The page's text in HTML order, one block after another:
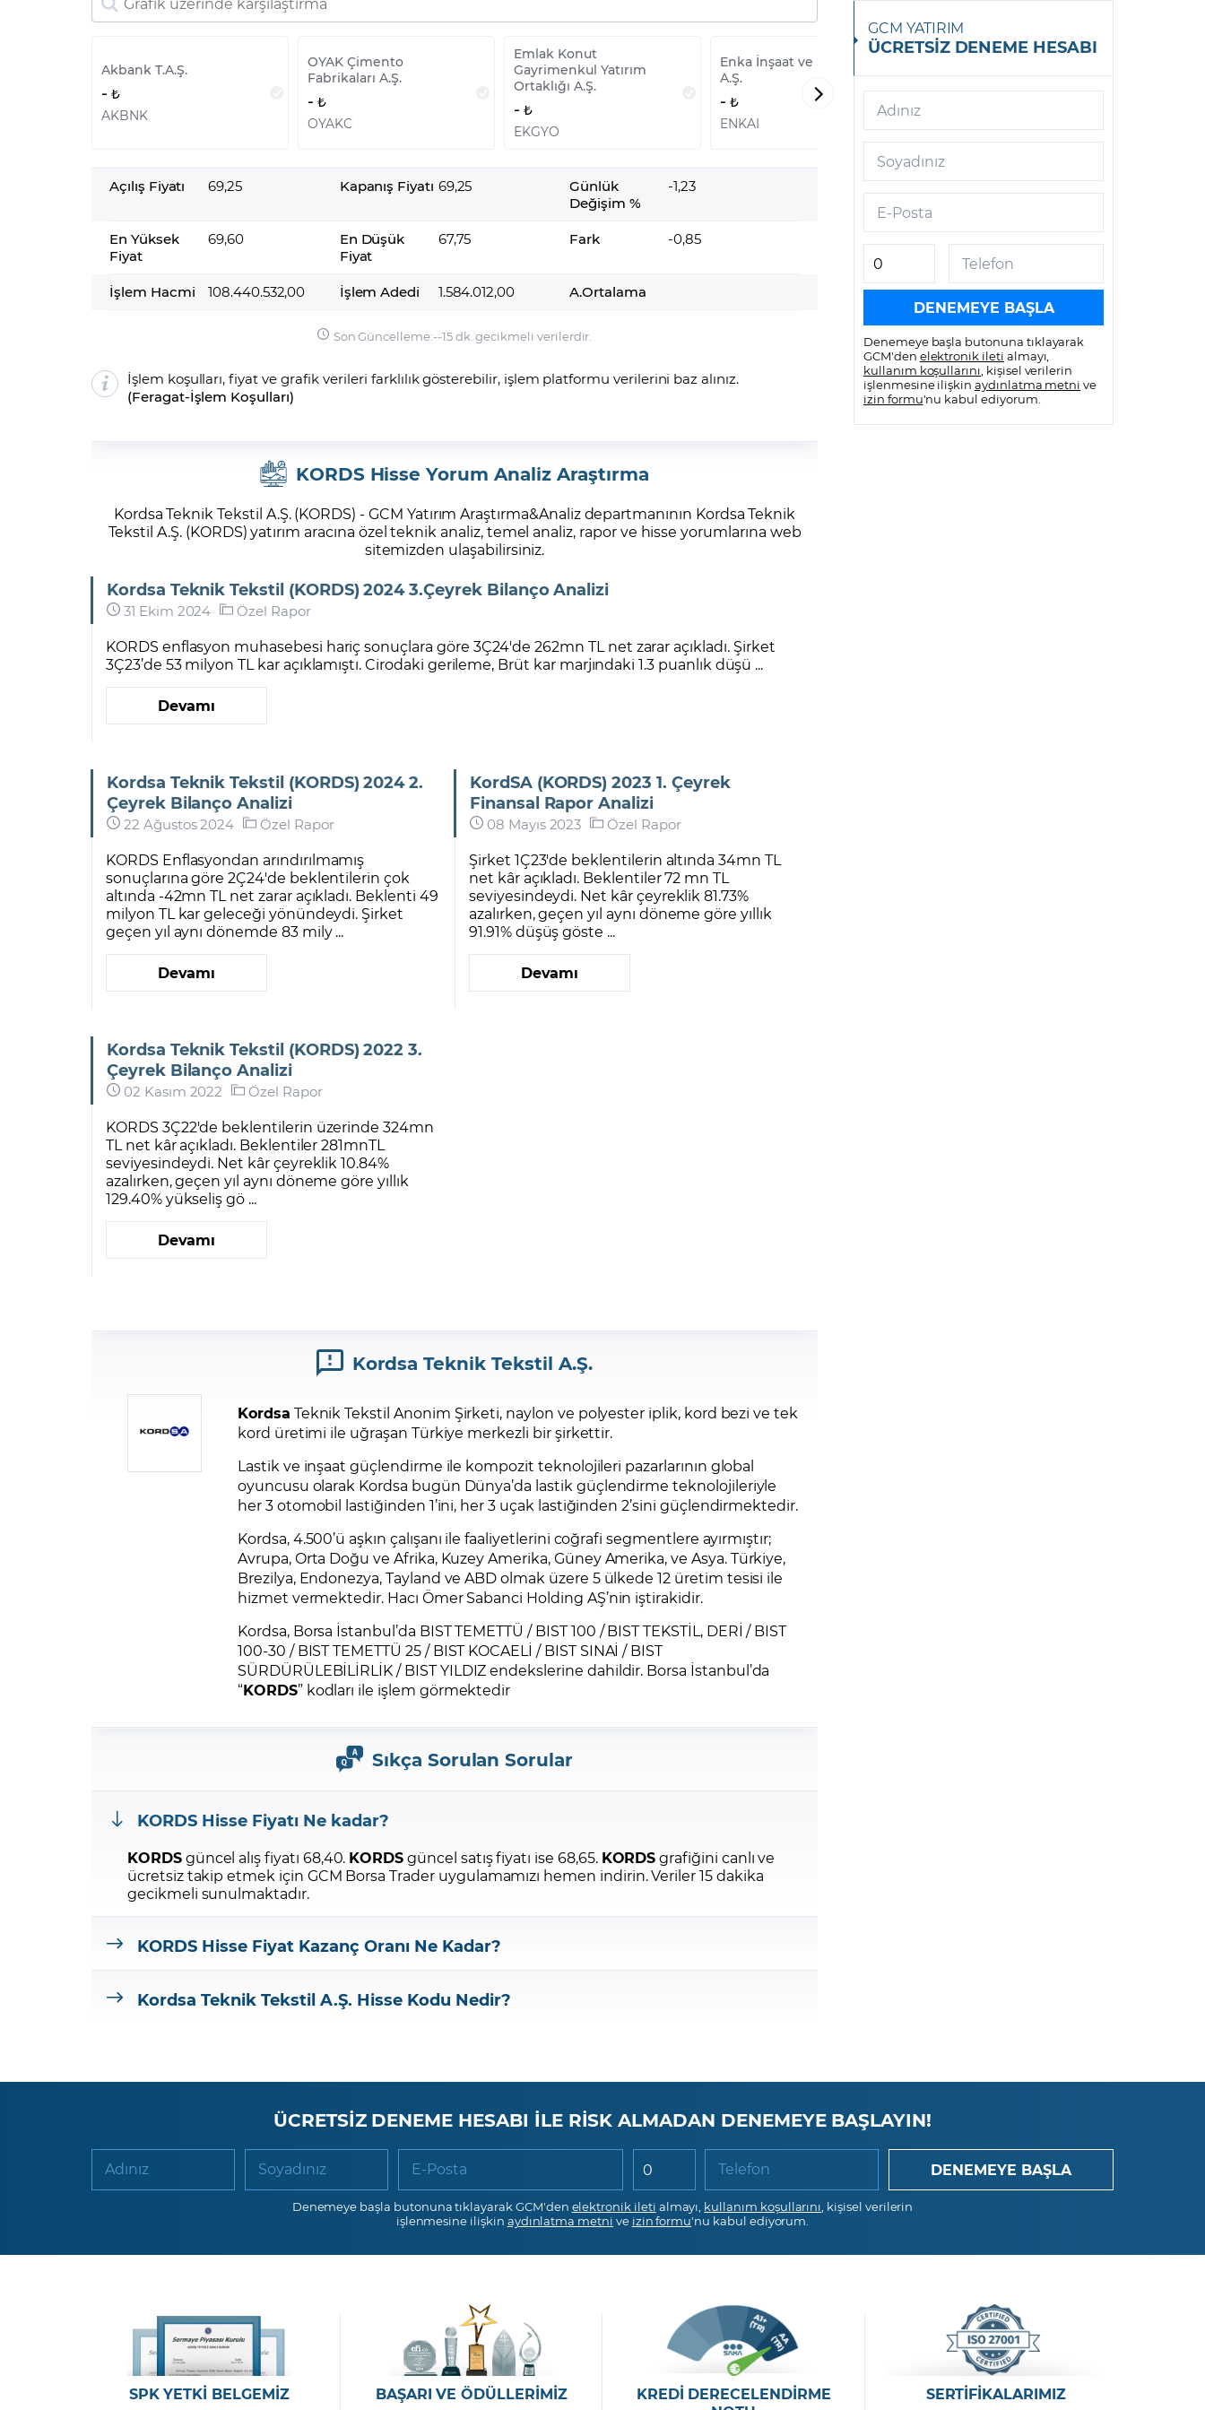
Akbank T.A.Ş.
-
AKBNK
OYAK Çimento
Fabrikaları A.Ş.
-
OYAKC
Emlak Konut
Gayrimenkul Yatırım
Ortaklığı A.Ş.
-
EKGYO
Enka İnşaat ve Sanayi
A.Ş.
-
ENKAI
Hizmetleri A.Ş.
Açılış Fiyatı 69,25 Kapanış Fiyatı 69,25
Günlük
Değişim %
-1,23
En Yüksek
Fiyat
69,60
En Düşük
Fiyat
67,75 Fark -0,85
İşlem Hacmi 108.440.532,00 İşlem Adedi 1.584.012,00 A.Ortalama
Son Güncelleme:--15 dk. gecikmeli verilerdir.
İşlem koşulları, fiyat ve grafik verileri farklılık gösterebilir, işlem platformu verilerini baz alınız.
(Feragat-İşlem Koşulları)
KORDS Hisse Yorum Analiz Araştırma
Kordsa Teknik Tekstil A.Ş. (KORDS) - GCM Yatırım Araştırma&Analiz departmanının Kordsa Teknik
Tekstil A.Ş. (KORDS) yatırım aracına özel teknik analiz, temel analiz, rapor ve hisse yorumlarına web
sitemizden ulaşabilirsiniz.
Kordsa Teknik Tekstil (KORDS) 2024 3.Çeyrek Bilanço Analizi
31 Ekim 2024 Özel Rapor
KORDS enflasyon muhasebesi hariç sonuçlara göre 3Ç24'de 262mn TL net zarar açıkladı. Şirket
3Ç23’de 53 milyon TL kar açıklamıştı. Cirodaki gerileme, Brüt kar marjındaki 1.3 puanlık düşü ...
Devamı
Kordsa Teknik Tekstil (KORDS) 2024 2.
Çeyrek Bilanço Analizi
22 Ağustos 2024 Özel Rapor
KORDS Enflasyondan arındırılmamış
sonuçlarına göre 2Ç24'de beklentilerin çok
altında -42mn TL net zarar açıkladı. Beklenti 49
milyon TL kar geleceği yönündeydi. Şirket
geçen yıl aynı dönemde 83 mily ...
Devamı
KordSA (KORDS) 2023 1. Çeyrek
Finansal Rapor Analizi
08 Mayıs 2023 Özel Rapor
Şirket 1Ç23'de beklentilerin altında 34mn TL
net kâr açıkladı. Beklentiler 72 mn TL
seviyesindeydi. Net kâr çeyreklik 81.73%
azalırken, geçen yıl aynı döneme göre yıllık
91.91% düşüş göste ...
Devamı
Kordsa Teknik Tekstil (KORDS) 2022 3.
Çeyrek Bilanço Analizi
02 Kasım 2022 Özel Rapor
KORDS 3Ç22'de beklentilerin üzerinde 324mn
TL net kâr açıkladı. Beklentiler 281mnTL
seviyesindeydi. Net kâr çeyreklik 10.84%
azalırken, geçen yıl aynı döneme göre yıllık
129.40% yükseliş gö ...
Devamı
Kordsa Teknik Tekstil A.Ş.
Kordsa Teknik Tekstil Anonim Şirketi, naylon ve polyester iplik, kord bezi ve tek
kord üretimi ile uğraşan Türkiye merkezli bir şirkettir.
Lastik ve inşaat güçlendirme ile kompozit teknolojileri pazarlarının global
oyuncusu olarak Kordsa bugün Dünya’da lastik güçlendirme teknolojileriyle
her 3 otomobil lastiğinden 1’ini, her 3 uçak lastiğinden 2’sini güçlendirmektedir.
Kordsa, 4.500’ü aşkın çalışanı ile faaliyetlerini coğrafi segmentlere ayırmıştır;
Avrupa, Orta Doğu ve Afrika, Kuzey Amerika, Güney Amerika, ve Asya. Türkiye,
Brezilya, Endonezya, Tayland ve ABD olmak üzere 5 ülkede 12 üretim tesisi ile
hizmet vermektedir. Hacı Ömer Sabanci Holding AŞ’nin iştirakidir.
Kordsa, Borsa İstanbul’da BIST TEMETTÜ / BIST 100 / BIST TEKSTİL, DERİ / BIST
100-30 / BIST TEMETTÜ 25 / BIST KOCAELİ / BIST SINAİ / BIST
SÜRDÜRÜLEBİLİRLİK / BIST YILDIZ endekslerine dahildir. Borsa İstanbul’da
“KORDS” kodları ile işlem görmektedir
Sıkça Sorulan Sorular
KORDS Hisse Fiyatı Ne kadar?
KORDSgüncel alış fiyatı 68,40. KORDSgüncel satış fiyatı ise 68,65. KORDSgrafiğini canlı ve
ücretsiz takip etmek için GCM Borsa Trader uygulamamızı hemen indirin.Veriler 15 dakika
gecikmeli sunulmaktadır.
KORDS Hisse Fiyat Kazanç Oranı Ne Kadar?
Kordsa Teknik Tekstil A.Ş. Hisse Kodu Nedir?
GCM YATIRIM
ÜCRETSİZ DENEME HESABI
Adınız
Soyadınız
E-Posta
Telefon
Denemeye başla butonuna tıklayarak
GCM'den elektronik ileti almayı,
kullanım koşullarını , kişisel verilerin
işlenmesine ilişkin aydınlatma metni ve
izin formu'nu kabul ediyorum.
ÜCRETSİZ DENEME HESABI İLE RİSK ALMADAN DENEMEYE BAŞLAYIN!
Adınız Soyadınız E-Posta Telefon
Denemeye başla butonuna tıklayarak GCM'den elektronik ileti almayı, kullanım koşullarını , kişisel verilerin
işlenmesine ilişkin aydınlatma metni ve izin formu'nu kabul ediyorum.
SPK YETKİ BELGEMİZ BAŞARI VE ÖDÜLLERİMİZ
KREDİ DERECELENDİRME
SERTİFİKALARIMIZ